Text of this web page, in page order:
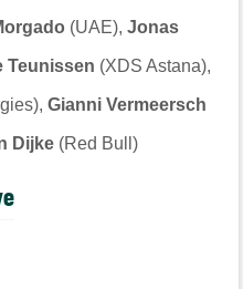
(UAE), Jonas
Teunissen (XDS Astana),
Gianni Vermeersch
Dijke (Red Bull)